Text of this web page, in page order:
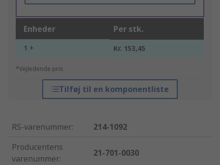
Enheder Per stk.
1 + Kr. 153,45
*Vejledende pris
Tilføj til en komponentliste
RS-varenummer:
214-1092
Producentens
varenummer:
21-701-0030